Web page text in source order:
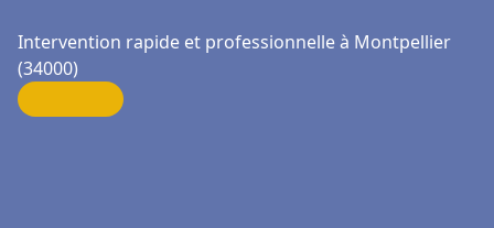
Intervention rapide et professionnelle à Montpellier
(34000)